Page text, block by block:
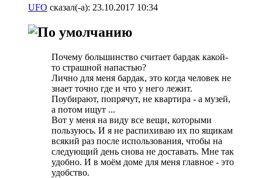
UFO сказал(-а): 23.10.2017 10:34
Почему большинство считает бардак какой-
то страшной напастью?
Лично для меня бардак, это когда человек не
знает точно где и что у него лежит.
Поубирают, попрячут, не квартира - а музей,
а потом ищут ...
Вот у меня на виду все вещи, которыми
пользуюсь. И я не распихиваю их по ящикам
всякий раз после использования, чтобы на
следующий день снова не доставать. Мне так
удобно. И в моём доме для меня главное - это
удобство.